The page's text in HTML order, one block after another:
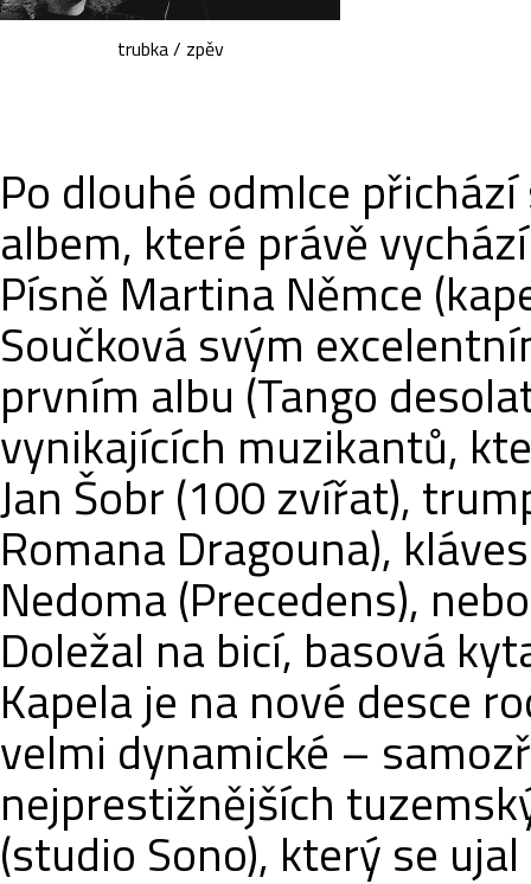
trubka / zpěv
Po dlouhé odmlce
albem, které právě
Písně Martina Němce
Součková svým
prvním albu (Tango
vynikajících muzikantů,
Jan Šobr (100 zvířat),
Romana Dragouna),
Nedoma (Precedens),
Doležal na bicí, basová
Kapela je na nové desce
velmi dynamické –
nejprestižnějších
(studio Sono), který se